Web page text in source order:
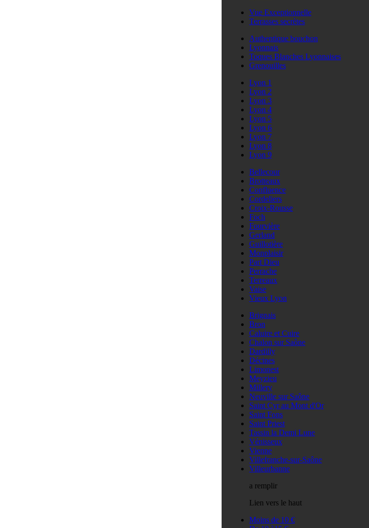
Vue Exceptionnelle
Terrasses secrètes
Authentique bouchon
Lyonnais
Toques Blanches Lyonnaises
Grenouilles
Lyon 1
Lyon 2
Lyon 3
Lyon 4
Lyon 5
Lyon 6
Lyon 7
Lyon 8
Lyon 9
Bellecour
Brotteaux
Confluence
Cordeliers
Croix-Rousse
Foch
Fourvière
Gerland
Guillotière
Monplaisir
Part Dieu
Perrache
Terreaux
Vaise
Vieux Lyon
Brignais
Bron
Caluire et Cuire
Chalon sur Saône
Dardilly
Décines
Limonest
Meyzieu
Millery
Neuville sur Saône
Saint Cyr au Mont d'Or
Saint Fons
Saint Priest
Tassin la Demi Lune
Vénisseux
Vienne
Villefranche-sur-Saône
Villeurbanne
a remplir
Lien vers le haut
Moins de 10 €